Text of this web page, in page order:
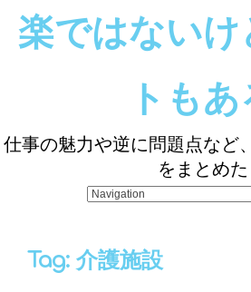
楽ではないけ
トもあ
仕事の魅力や逆に問題点など
をまとめた
Tag: 介護施設